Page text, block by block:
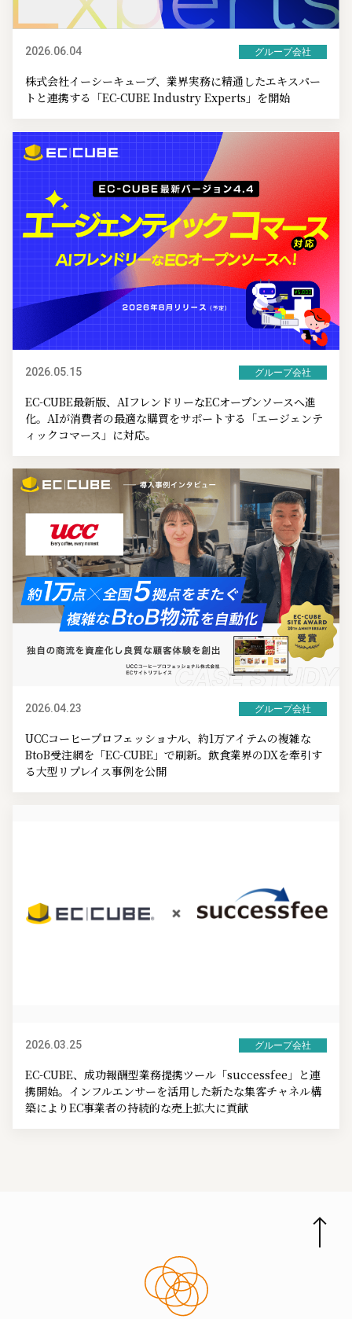
2026.06.04 グループ会社
株式会社イーシーキューブ、業界実務に精通したエキスパー
トと連携する「EC-CUBE Industry Experts」を開始
2026.05.15 グループ会社
EC-CUBE最新版、AIフレンドリーなECオープンソースへ進
化。AIが消費者の最適な購買をサポートする「エージェンテ
ィックコマース」に対応。
2026.04.23 グループ会社
UCCコーヒープロフェッショナル、約1万アイテムの複雑な
BtoB受注網を「EC-CUBE」で刷新。飲食業界のDXを牽引す
る大型リプレイス事例を公開
2026.03.25 グループ会社
EC-CUBE、成功報酬型業務提携ツール「successfee」と連
携開始。インフルエンサーを活用した新たな集客チャネル構
築によりEC事業者の持続的な売上拡大に貢献